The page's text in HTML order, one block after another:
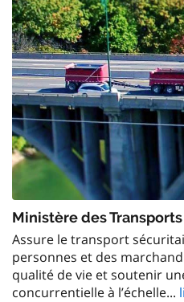
Ministère des Transports
Assure le transport
personnes et des
qualité de vie et soutenir
concurrentielle à l’échelle...